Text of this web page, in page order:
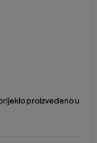
proizvedeno u